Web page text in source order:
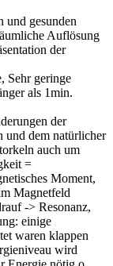
gesunden
Auflösung
der
geringe
als 1min.
der
und dem natürlicher
auch um
=
Moment,
Magnetfeld
-> Resonanz,
einige
waren klappen
wird